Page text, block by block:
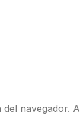
navegador. A